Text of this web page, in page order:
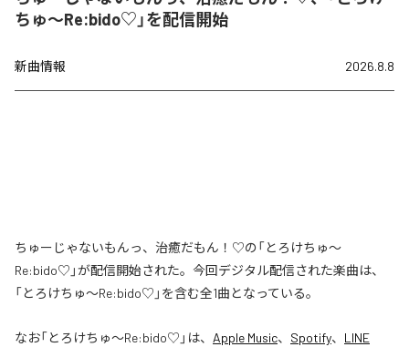
ちゅ〜Re:bido♡」を配信開始
新曲情報 2026.8.8
ちゅーじゃないもんっ、治癒だもん！♡の「とろけちゅ〜
Re:bido♡」が配信開始された。今回デジタル配信された楽曲は、
「とろけちゅ〜Re:bido♡」を含む全1曲となっている。
なお「とろけちゅ〜Re:bido♡ 」は、 Apple Music、 Spotify、 LINE